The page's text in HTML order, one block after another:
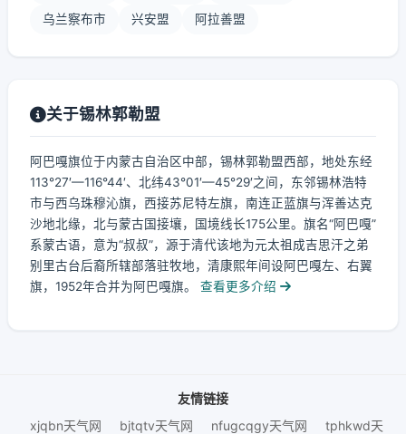
乌兰察布市 兴安盟 阿拉善盟
关于锡林郭勒盟
阿巴嘎旗位于内蒙古自治区中部，锡林郭勒盟西部，地处东经
113°27′—116°44′、北纬43°01′—45°29′之间，东邻锡林浩特
市与西乌珠穆沁旗，西接苏尼特左旗，南连正蓝旗与浑善达克
沙地北缘，北与蒙古国接壤，国境线长175公里。旗名“阿巴嘎”
系蒙古语，意为“叔叔”，源于清代该地为元太祖成吉思汗之弟
别里古台后裔所辖部落驻牧地，清康熙年间设阿巴嘎左、右翼
旗，1952年合并为阿巴嘎旗。
查看更多介绍
友情链接
xjqbn天气网
bjtqtv天气网 nfugcqgy天气网 tphkwd天